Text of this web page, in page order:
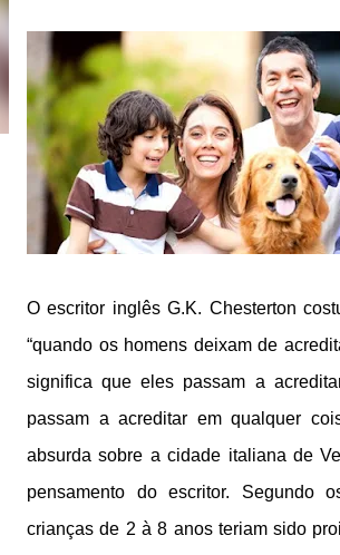
O escritor inglês G.K. Chesterton
“quando os homens deixam de
significa que eles passam a
passam a acreditar em qualquer
absurda sobre a cidade italiana de
pensamento do escritor. Segundo
crianças de 2 à 8 anos teriam sido